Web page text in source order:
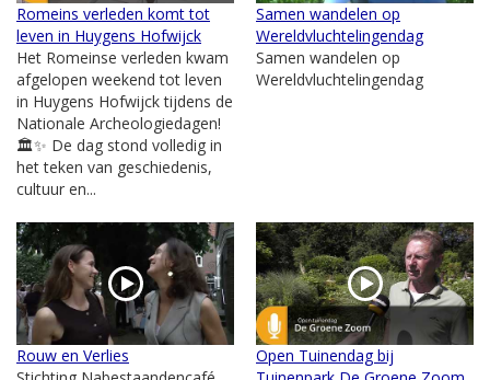
Romeins verleden komt tot
leven in Huygens Hofwijck
Het Romeinse verleden kwam
afgelopen weekend tot leven
in Huygens Hofwijck tijdens de
Nationale Archeologiedagen!
🏛️✨ De dag stond volledig in
het teken van geschiedenis,
cultuur en...
Samen wandelen op
Wereldvluchtelingendag
Samen wandelen op
Wereldvluchtelingendag
Rouw en Verlies
Open Tuinendag bij